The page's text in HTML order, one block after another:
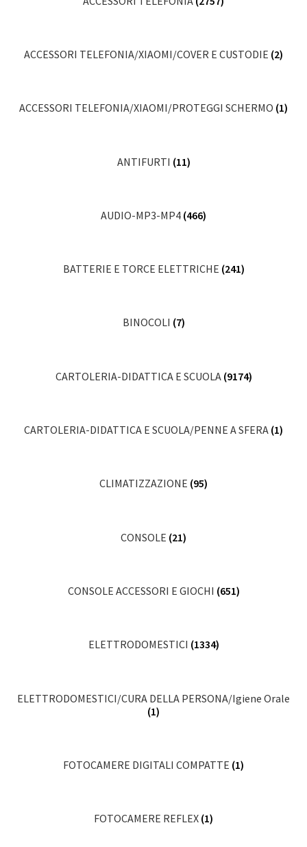
ACCESSORI TELEFONIA/XIAOMI/COVER E CUSTODIE (2)
ACCESSORI TELEFONIA/XIAOMI/PROTEGGI SCHERMO (1)
ANTIFURTI (11)
AUDIO-MP3-MP4 (466)
BATTERIE E TORCE ELETTRICHE (241)
BINOCOLI (7)
CARTOLERIA-DIDATTICA E SCUOLA (9174)
CARTOLERIA-DIDATTICA E SCUOLA/PENNE A SFERA (1)
CLIMATIZZAZIONE (95)
CONSOLE (21)
CONSOLE ACCESSORI E GIOCHI (651)
ELETTRODOMESTICI (1334)
ELETTRODOMESTICI/CURA DELLA PERSONA/Igiene Orale
(1)
FOTOCAMERE DIGITALI COMPATTE (1)
FOTOCAMERE REFLEX (1)